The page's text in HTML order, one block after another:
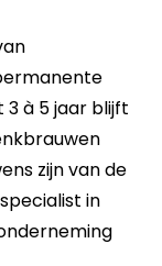
à 5 jaar blijft
zijn van de
in